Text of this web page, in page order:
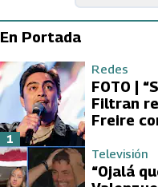
En Portada
Redes
FOTO |
Filtran
Freire
1
Televisión
“Ojalá